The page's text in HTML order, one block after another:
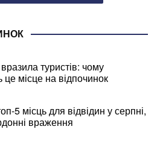
туристів: чому
місце на відпочинок
5 місць для відвідин у серпні,
враження